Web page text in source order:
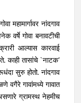
महामार्गावर नांदगाव
वर्षे गोवा बनावटीची
आल्यास कारवाई
काही तासांचे `नाटक’
सुरु होतो. नांदगाव
वगैरे गावांमध्ये गावात
ग्रामस्थ नेहमीच